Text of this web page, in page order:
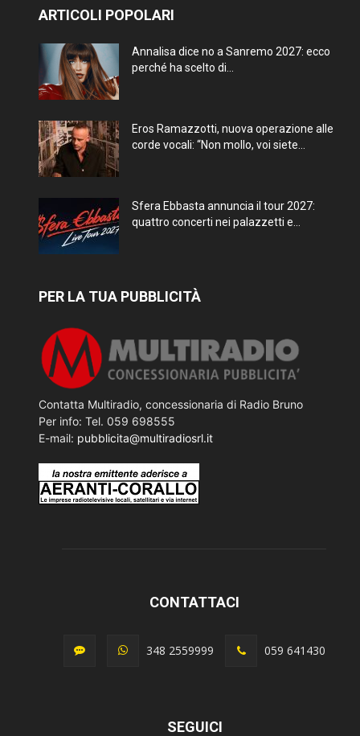
ARTICOLI POPOLARI
Annalisa dice no a Sanremo 2027: ecco
perché ha scelto di...
Eros Ramazzotti, nuova operazione alle
corde vocali: “Non mollo, voi siete...
Sfera Ebbasta annuncia il tour 2027:
quattro concerti nei palazzetti e...
PER LA TUA PUBBLICITÀ
Contatta Multiradio, concessionaria di Radio Bruno
Per info: Tel. 059 698555
E-mail: pubblicita@multiradiosrl.it
CONTATTACI
348 2559999 059 641430
SEGUICI